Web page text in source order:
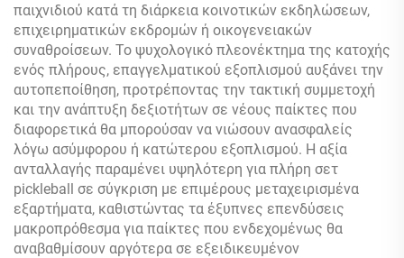
παιχνιδιού κατά τη διάρκεια κοινοτικών εκδηλώσεων,
επιχειρηματικών εκδρομών ή οικογενειακών
συναθροίσεων. Το ψυχολογικό πλεονέκτημα της κατοχής
ενός πλήρους, επαγγελματικού εξοπλισμού αυξάνει την
αυτοπεποίθηση, προτρέποντας την τακτική συμμετοχή
και την ανάπτυξη δεξιοτήτων σε νέους παίκτες που
διαφορετικά θα μπορούσαν να νιώσουν ανασφαλείς
λόγω ασύμφορου ή κατώτερου εξοπλισμού. Η αξία
ανταλλαγής παραμένει υψηλότερη για πλήρη σετ
pickleball σε σύγκριση με επιμέρους μεταχειρισμένα
εξαρτήματα, καθιστώντας τα έξυπνες επενδύσεις
μακροπρόθεσμα για παίκτες που ενδεχομένως θα
αναβαθμίσουν αργότερα σε εξειδικευμένον